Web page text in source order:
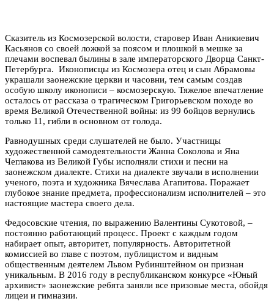
Сказитель из Космозерской волости, старовер Иван Аникиевич
Касьянов со своей ложкой за поясом и плошкой в мешке за
плечами воспевал былины в зале императорского Дворца Санкт-
Петербурга. Иконописцы из Космозера отец и сын Абрамовы
украшали заонежские церкви и часовни, тем самым создав
особую школу иконописи – космозерскую. Тяжелое впечатление
осталось от рассказа о трагическом Григорьевском походе во
время Великой Отечественной войны: из 99 бойцов вернулись
только 11, гибли в основном от голода.
Равнодушных среди слушателей не было. Участницы
художественной самодеятельности Жанна Соколова и Яна
Чеглакова из Великой Губы исполняли стихи и песни на
заонежском диалекте. Стихи на диалекте звучали в исполнении
ученого, поэта и художника Вячеслава Агапитова. Поражает
глубокое знание предмета, профессионализм исполнителей – это
настоящие мастера своего дела.
Федосовские чтения, по выражению Валентины Сукотовой, –
постоянно работающий процесс. Проект с каждым годом
набирает опыт, авторитет, популярность. Авторитетной
комиссией во главе с поэтом, публицистом и видным
общественным деятелем Львом Рубинштейном он признан
уникальным. В 2016 году в республиканском конкурсе «Юный
архивист» заонежские ребята заняли все призовые места, обойдя
лицеи и гимназии.